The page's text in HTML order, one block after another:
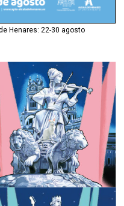
Henares: 22-30 agosto